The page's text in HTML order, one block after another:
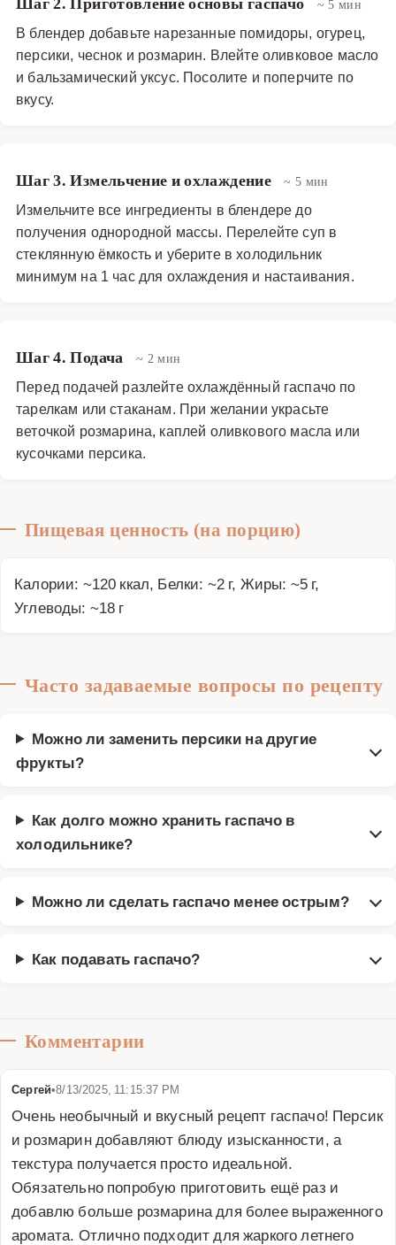
~ 5 мин
В блендер добавьте нарезанные помидоры, огурец,
персики, чеснок и розмарин. Влейте оливковое масло
и бальзамический уксус. Посолите и поперчите по
вкусу.
Шаг 3. Измельчение и охлаждение ~ 5 мин
Измельчите все ингредиенты в блендере до
получения однородной массы. Перелейте суп в
стеклянную ёмкость и уберите в холодильник
минимум на 1 час для охлаждения и настаивания.
Шаг 4. Подача ~ 2 мин
Перед подачей разлейте охлаждённый гаспачо по
тарелкам или стаканам. При желании украсьте
веточкой розмарина, каплей оливкового масла или
кусочками персика.
Пищевая ценность (на порцию)
Калории: ~120 ккал, Белки: ~2 г, Жиры: ~5 г,
Углеводы: ~18 г
Часто задаваемые вопросы по рецепту
Можно ли заменить персики на другие
фрукты?
Как долго можно хранить гаспачо в
холодильнике?
Можно ли сделать гаспачо менее острым?
Как подавать гаспачо?
Комментарии
Сергей•8/13/2025, 11:15:37 PM
Очень необычный и вкусный рецепт гаспачо! Персик
и розмарин добавляют блюду изысканности, а
текстура получается просто идеальной.
Обязательно попробую приготовить ещё раз и
добавлю больше розмарина для более выраженного
аромата. Отлично подходит для жаркого летнего